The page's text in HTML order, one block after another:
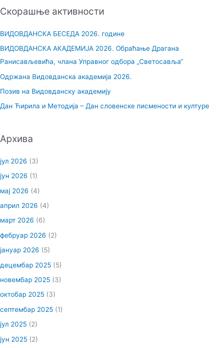
т
з
а
:
Скорашње активности
ВИДОВДАНСКА БЕСЕДА 2026. године
ВИДОВДАНСКА АКАДЕМИЈА 2026. Обраћање Драгана
Ранисављевића, члана Управног одбора „Светосавља“
Одржана Видовданска академија 2026.
Позив на Видовданску академију
Дан Ћирила и Методија – Дан словенске писмености и културе
Архива
јул 2026 (3)
јун 2026 (1)
мај 2026 (4)
април 2026 (4)
март 2026 (6)
фебруар 2026 (2)
јануар 2026 (5)
децембар 2025 (5)
новембар 2025 (3)
октобар 2025 (3)
септембар 2025 (1)
јул 2025 (2)
јун 2025 (2)